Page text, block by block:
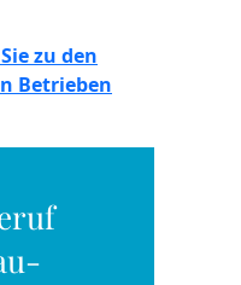
zu den
Betrieben